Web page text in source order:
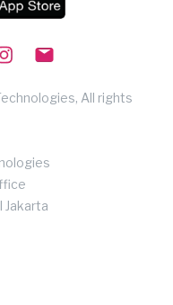
All rights
Jakarta